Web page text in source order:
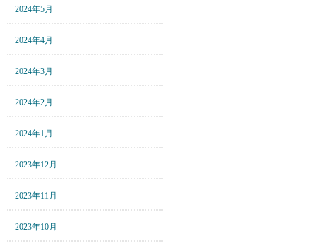
2024年5月
2024年4月
2024年3月
2024年2月
2024年1月
2023年12月
2023年11月
2023年10月